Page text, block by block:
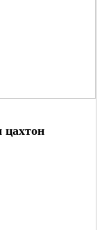
цахтон